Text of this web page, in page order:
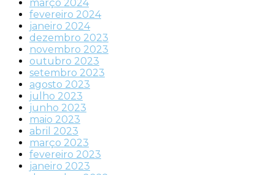
março 2024
fevereiro 2024
janeiro 2024
dezembro 2023
novembro 2023
outubro 2023
setembro 2023
agosto 2023
julho 2023
junho 2023
maio 2023
abril 2023
março 2023
fevereiro 2023
janeiro 2023